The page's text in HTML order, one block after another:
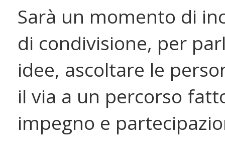
Sarà un momento di
di condivisione, per
idee, ascoltare le
il via a un percorso
impegno e